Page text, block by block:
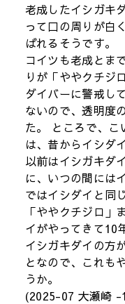
老成したイシガキ
って口の周りが白
ばれるそうです。
コイツも老成とま
りが「ややクチジ
ダイバーに警戒し
ないので、透明度
た。 ところで、こ
は、昔からイシダ
以前はイシガキダ
に、いつの間には
ではイシダイと同
「ややクチジロ」
イがやってきて10
イシガキダイの方
となので、これも
うか。
(2025-07 大瀬崎 -